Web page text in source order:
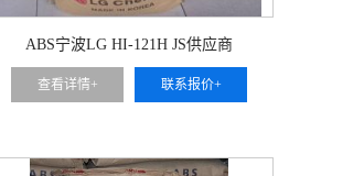
ABS宁波LG HI-121H JS供应商
查看详情+ 联系报价+